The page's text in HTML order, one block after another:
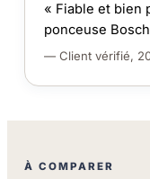
« Fiable et bien
ponceuse
— Client vérifié,
À COMPARER